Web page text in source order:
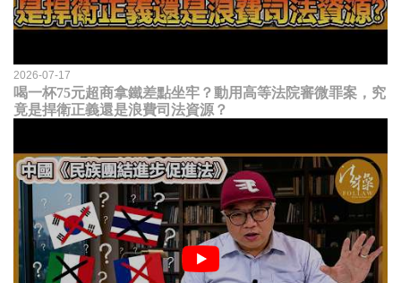
2026-07-17
喝一杯75元超商拿鐵差點坐牢？動用高等法院審微罪案，究
竟是捍衛正義還是浪費司法資源？